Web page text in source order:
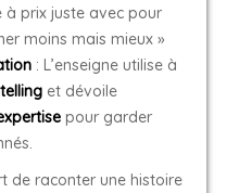
prix juste avec pour
moins mais mieux »
: L’enseigne utilise à
et dévoile
pour garder
de raconter une histoire